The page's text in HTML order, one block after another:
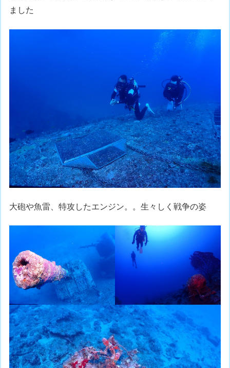
ました
大砲や魚雷、特攻したエンジン。。生々しく戦争の姿